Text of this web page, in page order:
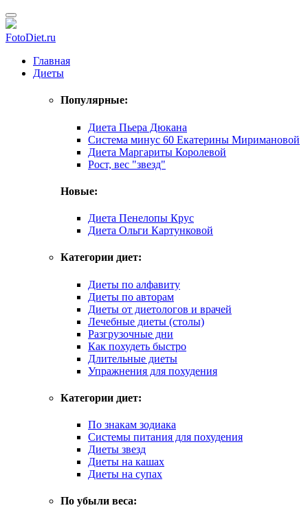
FotoDiet.ru
Главная
Диеты
Популярные:
Диета Пьера Дюкана
Система минус 60 Екатерины Миримановой
Диета Маргариты Королевой
Рост, вес "звезд"
Новые:
Диета Пенелопы Крус
Диета Ольги Картунковой
Категории диет:
Диеты по алфавиту
Диеты по авторам
Диеты от диетологов и врачей
Лечебные диеты (столы)
Разгрузочные дни
Как похудеть быстро
Длительные диеты
Упражнения для похудения
Категории диет:
По знакам зодиака
Системы питания для похудения
Диеты звезд
Диеты на кашах
Диеты на супах
По убыли веса: